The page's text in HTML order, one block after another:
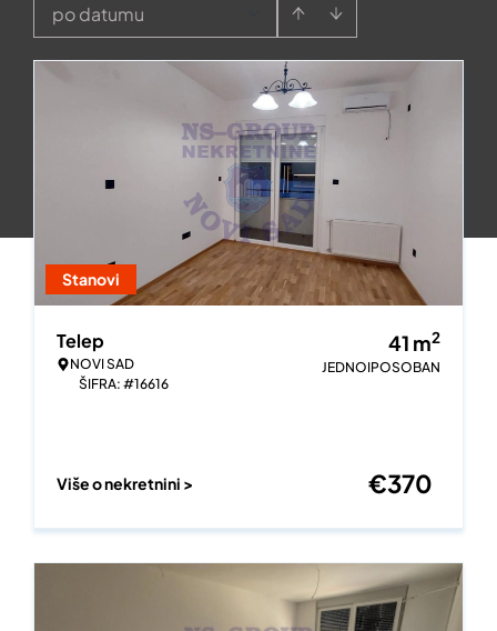
po datumu
Stanovi
Telep
NOVI SAD
ŠIFRA: #16616
41 m2
JEDNOIPOSOBAN
Više o nekretnini > €370